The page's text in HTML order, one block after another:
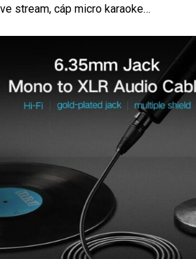
stream, cáp micro karaoke…